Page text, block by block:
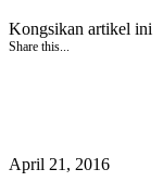
Kongsikan artikel ini
Share this...
April 21, 2016